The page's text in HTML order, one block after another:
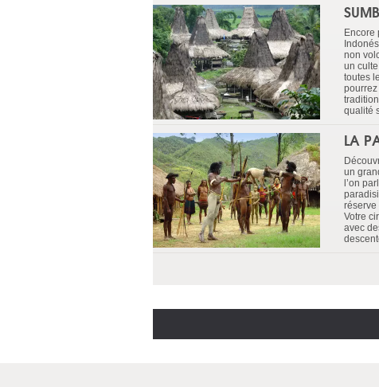
Encore
non
un
toutes
qualité
LA
un
l’on
réserve
Votre
avec